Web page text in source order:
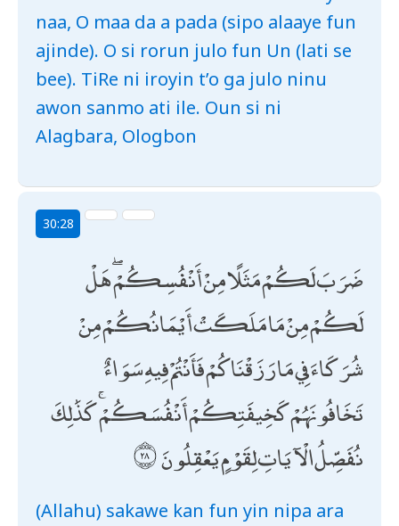
naa, O maa da a pada (sipo alaaye fun
ajinde). O si rorun julo fun Un (lati se
bee). TiRe ni iroyin t’o ga julo ninu
awon sanmo ati ile. Oun si ni
Alagbara, Ologbon
30:28
ضَرَبَ لَكُمْ مَثَلًا مِنْ أَنْفُسِكُمْ ۖ هَلْ
لَكُمْ مِنْ مَا مَلَكَتْ أَيْمَانُكُمْ مِنْ
شُرَكَاءَ فِي مَا رَزَقْنَاكُمْ فَأَنْتُمْ فِيهِ سَوَاءٌ
تَخَافُونَهُمْ كَخِيفَتِكُمْ أَنْفُسَكُمْ ۚ كَذَٰلِكَ
نُفَصِّلُ الْآيَاتِ لِقَوْمٍ يَعْقِلُونَ
(Allahu) sakawe kan fun yin nipa ara